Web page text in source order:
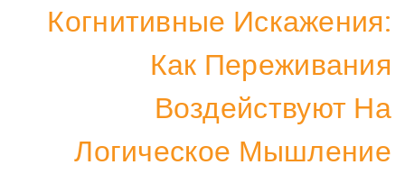
Когнитивные
Как
Логическое